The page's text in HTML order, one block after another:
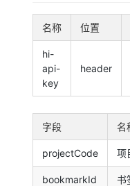
名称 位置
hi-
api-
key
header
字段 名
projectCode 项
bookmarkId 书